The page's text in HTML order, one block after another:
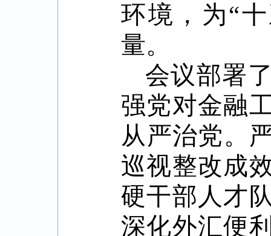
环境，为“
量。
会议部署
强党对金融
从严治党。
巡视整改成
硬干部人才
深化外汇便